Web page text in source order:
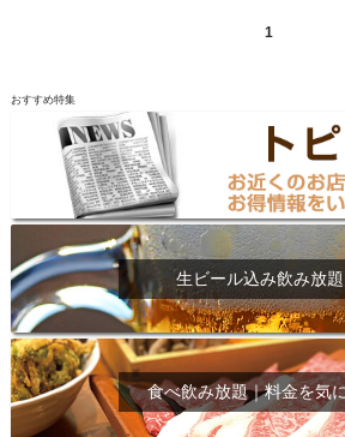
1
おすすめ特集
生ビール込み飲み放題
食べ飲み放題｜料金を気